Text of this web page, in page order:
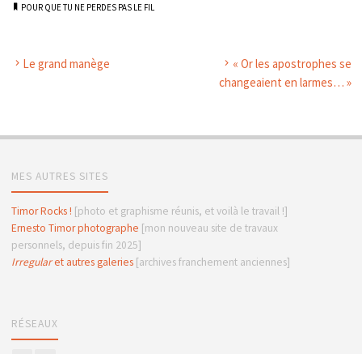
POUR QUE TU NE PERDES PAS LE FIL
Le grand manège
« Or les apostrophes se
changeaient en larmes… »
MES AUTRES SITES
Timor Rocks ! [photo et graphisme réunis, et voilà le travail !]
Ernesto Timor photographe [mon nouveau site de travaux
personnels, depuis fin 2025]
Irregularet autres galeries[archives franchement anciennes]
RÉSEAUX